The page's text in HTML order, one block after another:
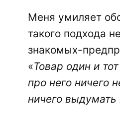
Меня умиляет
такого подхода
знакомых-
«Товар один и
про него ничего
ничего выдумать